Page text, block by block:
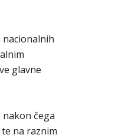
nacionalnih
glavne
čega
na raznim